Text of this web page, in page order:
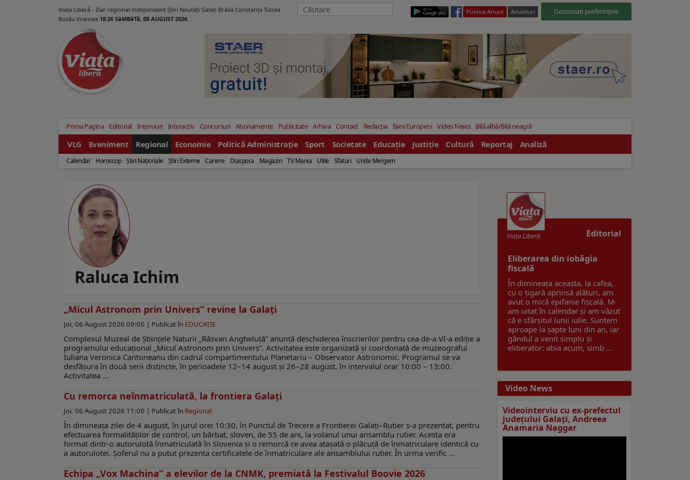
Viața Liberă - Ziar regional independent Știri Noutăți Galaţi Brăila Constanţa Tulcea
Buzău Vrancea 18:26 SâMBăTă, 08 AUGUST 2026
Publica Anunt Anunturi Gestionați preferințele
Prima Pagina Editorial Interviuri Interactiv Concursuri Abonamente Publicitate Arhiva Contact Redacția Bani Europeni Video News Bilă albă/Bilă neagră
VLG Eveniment Regional Economie Politică Administrație Sport Societate Educație Justiție Cultură Reportaj Analiză
Calendar Horoscop Ştiri Naţionale Ştiri Externe Cariere Diaspora Magazin TV Mania Utile Sfaturi Unde Mergem
Raluca Ichim
„Micul Astronom prin Univers” revine la Galați
Joi, 06 August 2026 09:00 | Publicat în EDUCAŢIE
Complexul Muzeal de Științele Naturii „Răsvan Angheluță” anunță deschiderea înscrierilor pentru cea de-a VI-a ediție a
programului educațional „Micul Astronom prin Univers”. Activitatea este organizată și coordonată de muzeograful
Iuliana Veronica Cantoneanu din cadrul compartimentului Planetariu – Observator Astronomic. Programul se va
desfășura în două serii distincte, în perioadele 12–14 august și 26–28 august, în intervalul orar 10:00 – 13:00.
Activitatea ...
Cu remorca neînmatriculată, la frontiera Galați
Joi, 06 August 2026 11:00 | Publicat în Regional
În dimineața zilei de 4 august, în jurul orei 10:30, în Punctul de Trecere a Frontierei Galați–Rutier s-a prezentat, pentru
efectuarea formalităţilor de control, un bărbat, sloven, de 55 de ani, la volanul unui ansamblu rutier. Acesta era
format dintr-o autorulotă înmatriculată în Slovenia și o remorcă ce avea atașată o plăcuță de înmatriculare identică cu
a autorulotei. Șoferul nu a putut prezenta certificatele de înmatriculare ale ansamblului rutier. În urma verific ...
Echipa „Vox Machina” a elevilor de la CNMK, premiată la Festivalul Boovie 2026
Editorial
Viaţa Liberă
Eliberarea din iobăgia
fiscală
În dimineața aceasta, la cafea,
cu o țigară aprinsă alături, am
avut o mică epifanie fiscală. M-
am uitat în calendar și am văzut
că e sfârșitul lunii iulie. Suntem
aproape la șapte luni din an, iar
gândul a venit simplu și
eliberator: abia acum, simb ...
Video News
Videointerviu cu ex-prefectul
judeţului Galaţi, Andreea
Anamaria Naggar